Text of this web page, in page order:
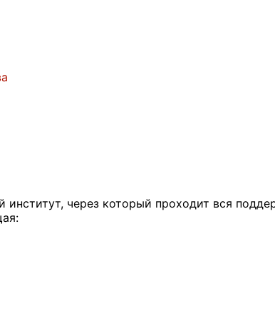
через который проходит вся